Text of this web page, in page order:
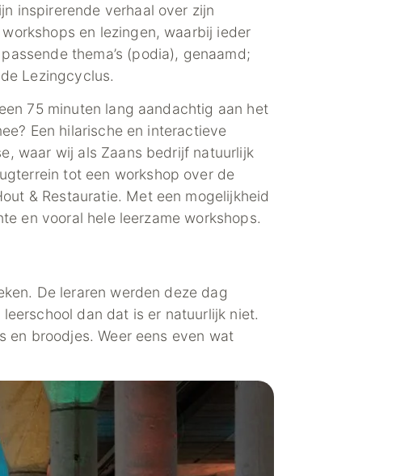
inspirerende verhaal over zijn
en lezingen, waarbij ieder
thema’s (podia), genaamd;
Lezingcyclus.
75 minuten lang aandachtig aan het
Een hilarische en interactieve
waar wij als Zaans bedrijf natuurlijk
tot een workshop over de
& Restauratie. Met een mogelijkheid
en vooral hele leerzame workshops.
De leraren werden deze dag
dan dat is er natuurlijk niet.
en broodjes. Weer eens even wat